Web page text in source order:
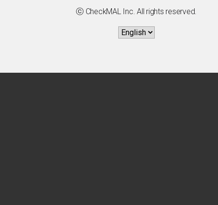
ⓒ CheckMAL Inc. All rights reserved.